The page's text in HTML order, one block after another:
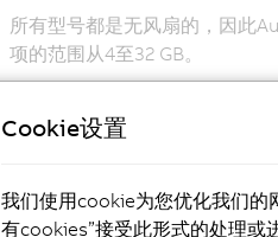
所有型号都是无风扇的，因此
项的范围从4至32 GB。
Intel Core i处理器
Cookie设置
我们使用cookie为您优化我们的
有cookies”接受此形式的处理或